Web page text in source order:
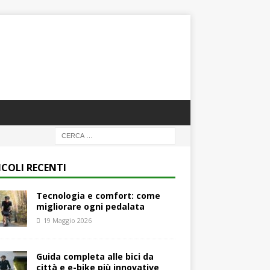
RECENTI
Tecnologia e comfort: come
migliorare ogni pedalata
19 Maggio 2026
Guida completa alle bici da
città e e-bike più innovative